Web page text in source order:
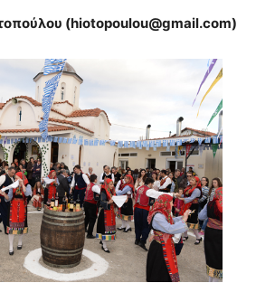
(hiotopoulou@gmail.com)